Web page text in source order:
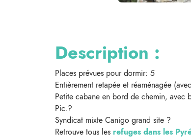
Description :
Places prévues pour dormir: 5
Entièrement retapée et réaménagée
Petite cabane en bord de chemin, avec
Pic.?
Syndicat mixte Canigo grand site ?
Retrouve tous les refuges dans les